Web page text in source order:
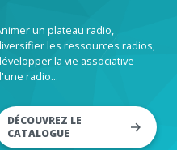
un plateau radio,
les ressources radios,
la vie associative
radio...
DÉCOUVREZ LE
CATALOGUE